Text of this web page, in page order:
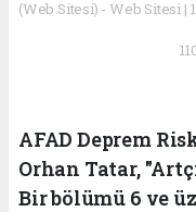
(Web Sitesi) - Web Sitesi |
AFAD Deprem
Orhan Tatar,
Bir bölümü 6 ve